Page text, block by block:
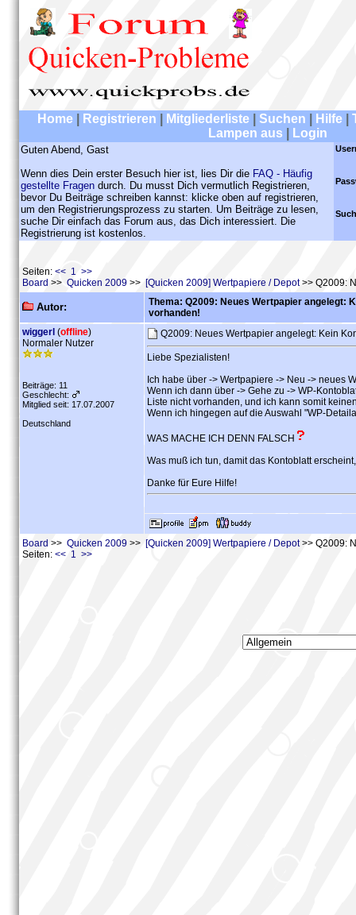
Home Registrieren Mitgliederliste Suchen Hilfe
Lampen aus
Login
Guten Abend, Gast
Wenn dies Dein erster Besuch hier ist, lies Dir die FAQ - Häufig
gestellte Fragen durch. Du musst Dich vermutlich Registrieren,
bevor Du Beiträge schreiben kannst: klicke oben auf registrieren,
um den Registrierungsprozess zu starten. Um Beiträge zu lesen,
suche Dir einfach das Forum aus, das Dich interessiert. Die
Registrierung ist kostenlos.
Seiten: << 1 >>
Board >> Quicken 2009 >> [Quicken 2009] Wertpapiere / Depot>> Q2009:
Autor:
Thema: Q2009: Neues Wertpapier angelegt:
vorhanden!
wiggerl (offline)
Normaler Nutzer
Beiträge: 11
Geschlecht:
Mitglied seit: 17.07.2007
Deutschland
Q2009: Neues Wertpapier angelegt: Kein
Liebe Spezialisten!
Ich habe über -> Wertpapiere -> Neu -> neues
Wenn ich dann über -> Gehe zu -> WP-
Liste nicht vorhanden, und ich kann somit
Wenn ich hingegen auf die Auswahl "WP-
WAS MACHE ICH DENN FALSCH
Was muß ich tun, damit das Kontoblatt
Danke für Eure Hilfe!
Board >> Quicken 2009 >> [Quicken 2009] Wertpapiere / Depot>> Q2009:
Seiten: << 1 >>